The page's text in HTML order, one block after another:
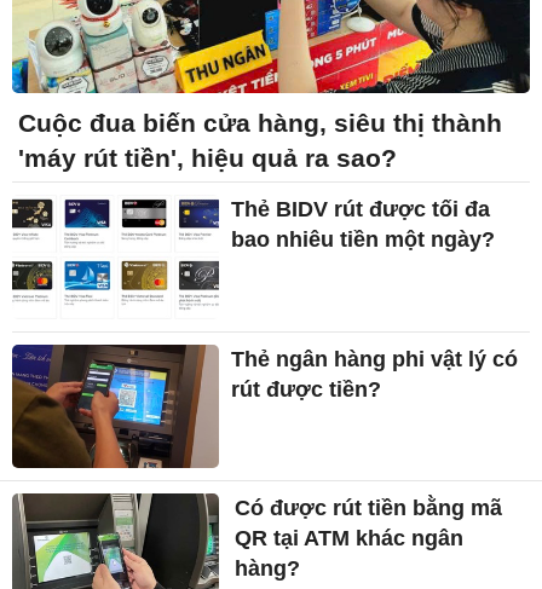
Cuộc đua biến cửa hàng, siêu thị thành
'máy rút tiền', hiệu quả ra sao?
Thẻ BIDV rút được tối đa
bao nhiêu tiền một ngày?
Thẻ ngân hàng phi vật lý có
rút được tiền?
Có được rút tiền bằng mã
QR tại ATM khác ngân
hàng?